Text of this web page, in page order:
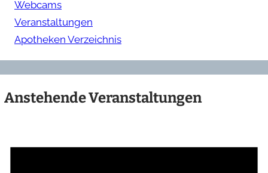
Webcams
Veranstaltungen
Apotheken Verzeichnis
Anstehende Veranstaltungen